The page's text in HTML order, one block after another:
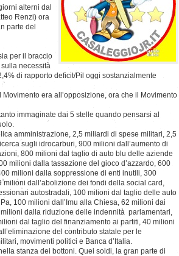
alterni dal
Renzi) ora
parte del
per il braccio
sulla necessità
di rapporto deficit/Pil oggi sostanzialmente
era all’opposizione, ora che il Movimento
immaginate dai 5 stelle quando pensarsi al
amministrazione, 2,5 miliardi di spese militari, 2,5
sugli idrocarburi, 900 milioni dall’aumento di
800 milioni dal taglio di auto blu delle aziende
milioni dalla tassazione del gioco d’azzardo, 600
milioni dalla soppressione di enti inutili, 300
dall’abolizione dei fondi della social card,
autostradali, 100 milioni dal taglio delle auto
100 milioni dall’Imu alla Chiesa, 62 milioni dai
dalla riduzione delle indennità parlamentari,
dal taglio del finanziamento ai partiti, 40 milioni
del contributo statale per le
movimenti politici e Banca d’Italia.
stanza dei bottoni. Quei soldi, la gran parte di